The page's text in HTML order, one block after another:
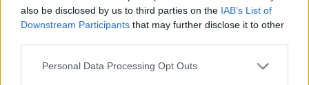
also be disclosed by us to third parties on the IAB’s List of
Downstream Participants that may further disclose it to other
Personal Data Processing Opt Outs
KEDVES OLVASÓNK!